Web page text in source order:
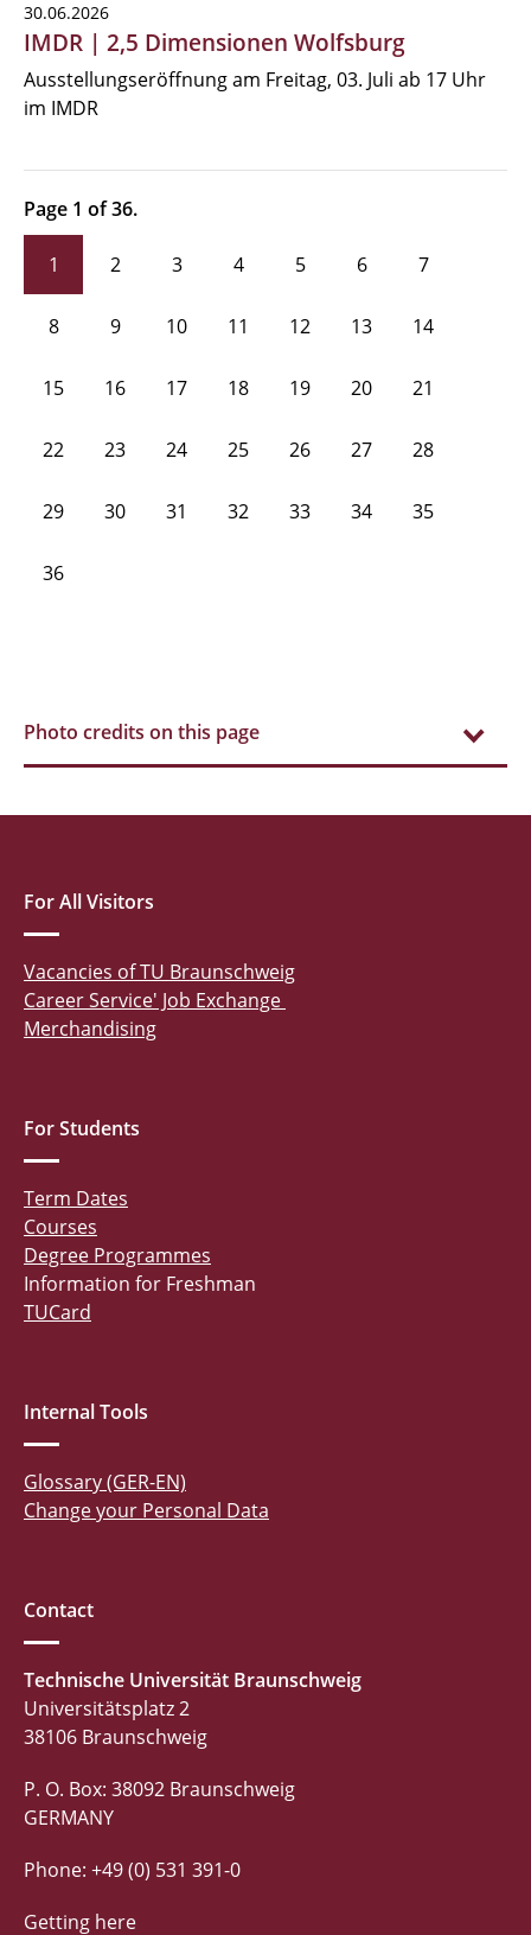
30.06.2026
IMDR | 2,5 Dimensionen Wolfsburg
Ausstellungseröffnung am Freitag, 03. Juli ab 17 Uhr
im IMDR
Page 1 of 36.
1 2 3 4 5 6 7
8 9 10 11 12 13 14
15 16 17 18 19 20 21
22 23 24 25 26 27 28
29 30 31 32 33 34 35
36
Photo credits on this page
For All Visitors
Vacancies of TU Braunschweig
Career Service' Job Exchange
Merchandising
For Students
Term Dates
Courses
Degree Programmes
Information for Freshman
TUCard
Internal Tools
Glossary (GER-EN)
Change your Personal Data
Contact
Technische Universität Braunschweig
Universitätsplatz 2
38106 Braunschweig
P. O. Box: 38092 Braunschweig
GERMANY
Phone: +49 (0) 531 391-0
Getting here